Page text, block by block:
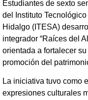
Estudiantes de sexto
del Instituto
Hidalgo (ITESA)
integrador “Raíces del
orientada a fortalecer
promoción del
La iniciativa tuvo como
expresiones culturales